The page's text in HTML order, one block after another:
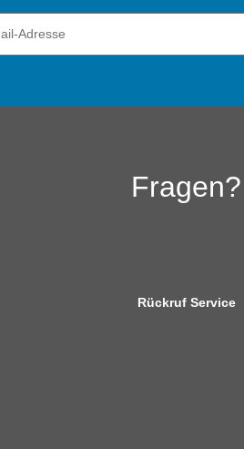
Rückruf Service